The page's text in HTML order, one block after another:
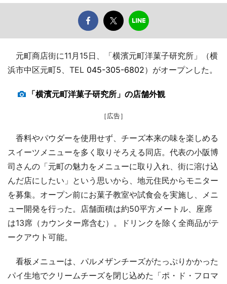
元町商店街に11月15日、「横濱元町洋菓子研究所」（横
浜市中区元町5、TEL 045-305-6802）がオープンした。
「横濱元町洋菓子研究所」の店舗外観
［広告］
香料やパウダーを使用せず、チーズ本来の味を楽しめる
スイーツメニューを多く取りそろえる同店。代表の小阪博
司さんの「元町の魅力をメニューに取り入れ、街に溶け込
んだ店にしたい」という思いから、地元住民からモニター
を募集。オープン前にお菓子教室や試食会を実施し、メニ
ュー開発を行った。店舗面積は約50平方メートル、座席
は13席（カウンター席含む）。ドリンクを除く全商品がテ
ークアウト可能。
看板メニューは、パルメザンチーズがたっぷりかかった
パイ生地でクリームチーズを閉じ込めた「ポ・ド・フロマ